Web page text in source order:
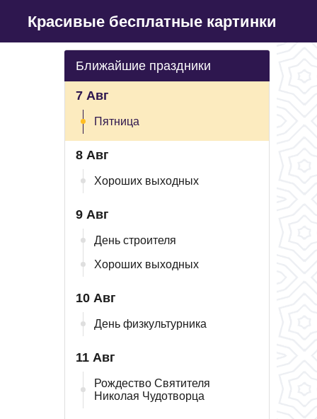
Красивые бесплатные картинки
Ближайшие праздники
7 Авг
Пятница
8 Авг
Хороших выходных
9 Авг
День строителя
Хороших выходных
10 Авг
День физкультурника
11 Авг
Рождество Святителя
Николая Чудотворца